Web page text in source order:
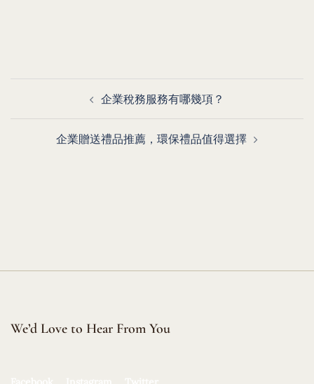
企業稅務服務有哪幾項？
企業贈送禮品推薦，環保禮品值得選擇
We’d Love to Hear From You